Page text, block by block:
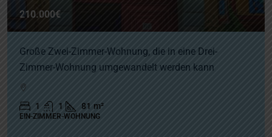
210.000€
Große Zwei-Zimmer-Wohnung, die in eine Drei-
Zimmer-Wohnung umgewandelt werden kann
1 1 81 m²
EIN-ZIMMER-WOHNUNG